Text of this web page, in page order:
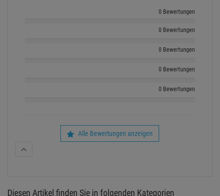
0 Bewertungen
0 Bewertungen
0 Bewertungen
0 Bewertungen
0 Bewertungen
Alle Bewertungen anzeigen
Diesen Artikel finden Sie in folgenden Kategorien